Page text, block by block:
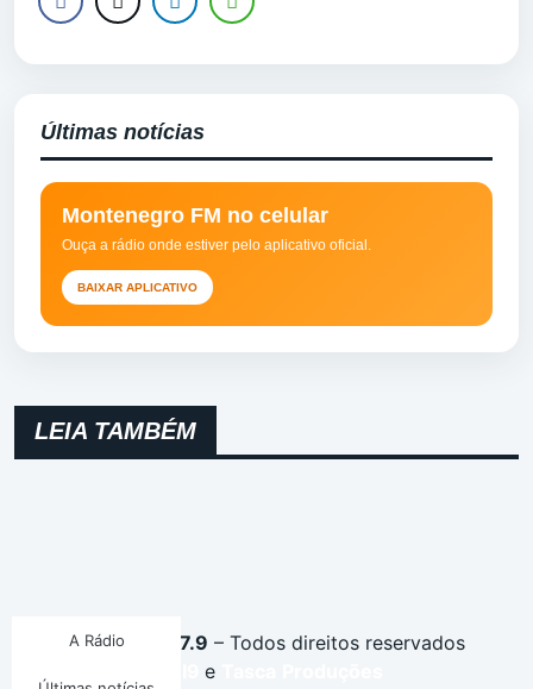
Últimas notícias
Montenegro FM no celular
Ouça a rádio onde estiver pelo aplicativo oficial.
BAIXAR APLICATIVO
LEIA TAMBÉM
A Rádio
Montenegro FM 87.9 – Todos direitos reservados
e